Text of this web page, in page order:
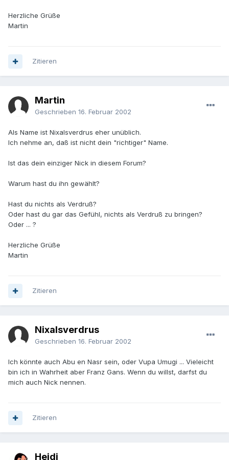
Herzliche Grüße
Martin
Zitieren
Martin
Geschrieben 16. Februar 2002
Als Name ist Nixalsverdrus eher unüblich.
Ich nehme an, daß ist nicht dein "richtiger" Name.
Ist das dein einziger Nick in diesem Forum?
Warum hast du ihn gewählt?
Hast du nichts als Verdruß?
Oder hast du gar das Gefühl, nichts als Verdruß zu bringen?
Oder ... ?
Herzliche Grüße
Martin
Zitieren
Nixalsverdrus
Geschrieben 16. Februar 2002
Ich könnte auch Abu en Nasr sein, oder Vupa Umugi ... Vieleicht
bin ich in Wahrheit aber Franz Gans. Wenn du willst, darfst du
mich auch Nick nennen.
Zitieren
Heidi